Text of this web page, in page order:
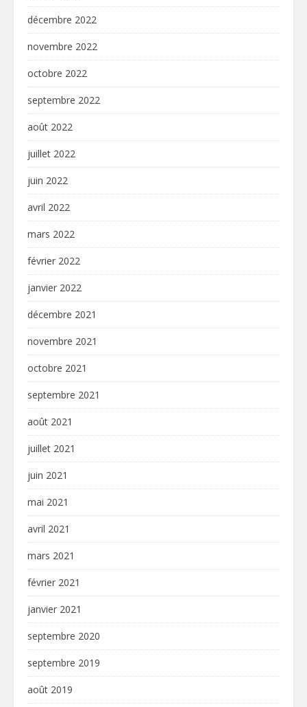
décembre 2022
novembre 2022
octobre 2022
septembre 2022
août 2022
juillet 2022
juin 2022
avril 2022
mars 2022
février 2022
janvier 2022
décembre 2021
novembre 2021
octobre 2021
septembre 2021
août 2021
juillet 2021
juin 2021
mai 2021
avril 2021
mars 2021
février 2021
janvier 2021
septembre 2020
septembre 2019
août 2019